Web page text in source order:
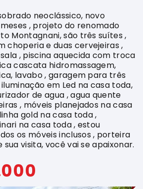
neoclássico, novo
, projeto do renomado
Montagnani, são três suítes ,
choperia e duas cervejeiras ,
, piscina aquecida com troca
cascata hidromassagem,
lavabo , garagem para três
em Led na casa toda,
de agua , agua quente
, móveis planejados na casa
gold na casa toda ,
na casa toda , estou
os móveis inclusos , porteira
visita, você vai se apaixonar.